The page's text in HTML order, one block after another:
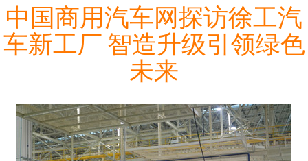
中国商用汽车网探访徐工汽
车新工厂 智造升级引领绿色
未来